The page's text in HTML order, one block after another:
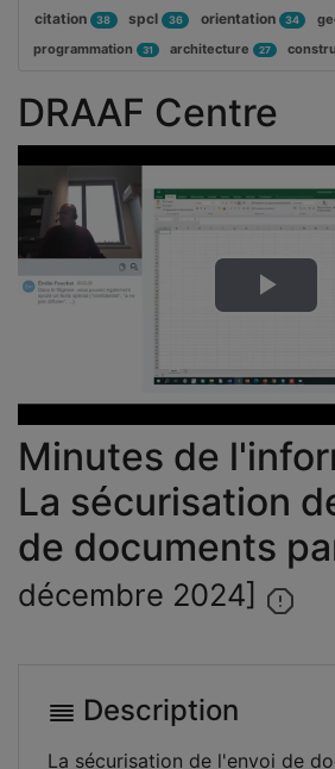
DRAAF Centre
Lire
Minutes de
La sécurisation
de documents
décembre 2024]
Description
La sécurisation de l'envoi de
citation 38 spcl 36 orientation 34
programmation 31 architecture 27